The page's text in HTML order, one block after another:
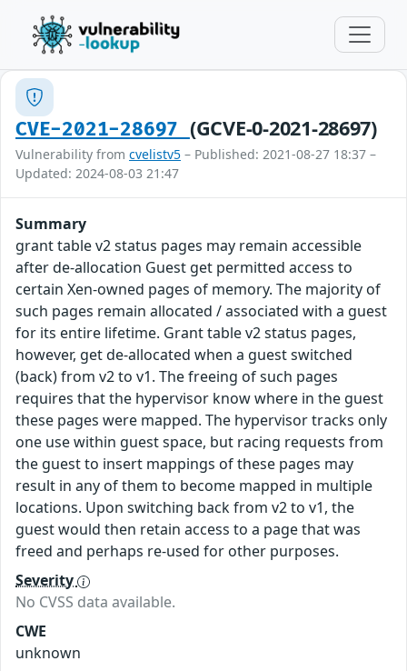
CVE-2021-28697 (GCVE-0-2021-28697)
Vulnerability from cvelistv5 – Published: 2021-08-27 18:37 –
Updated: 2024-08-03 21:47
Summary
grant table v2 status pages may remain accessible
after de-allocation Guest get permitted access to
certain Xen-owned pages of memory. The majority of
such pages remain allocated / associated with a guest
for its entire lifetime. Grant table v2 status pages,
however, get de-allocated when a guest switched
(back) from v2 to v1. The freeing of such pages
requires that the hypervisor know where in the guest
these pages were mapped. The hypervisor tracks only
one use within guest space, but racing requests from
the guest to insert mappings of these pages may
result in any of them to become mapped in multiple
locations. Upon switching back from v2 to v1, the
guest would then retain access to a page that was
freed and perhaps re-used for other purposes.
Severity
No CVSS data available.
CWE
unknown